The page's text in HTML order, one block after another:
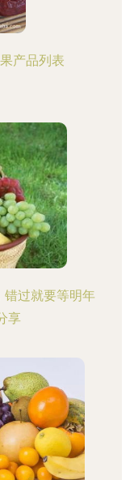
产品列表
错过就要等明年
享